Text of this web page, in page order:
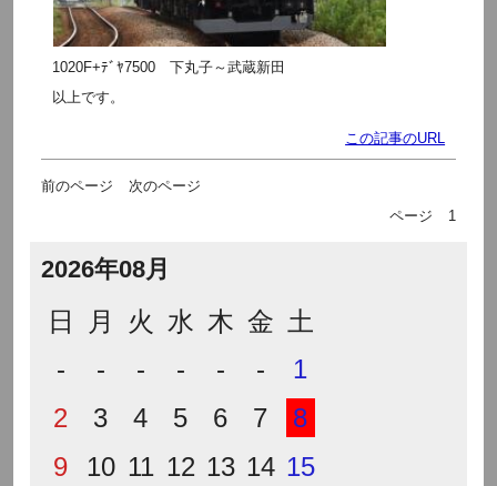
1020F+ﾃﾞﾔ7500 下丸子～武蔵新田
以上です。
この記事のURL
前のページ
次のページ
ページ
1
2026年08月
日 月 火 水 木 金 土
-
- - - - -
1
2
3 4 5 6 7
8
9
10 11 12 13 14 15